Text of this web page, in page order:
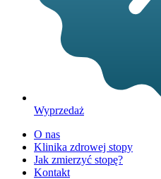
Wyprzedaż
O nas
Klinika zdrowej stopy
Jak zmierzyć stopę?
Kontakt